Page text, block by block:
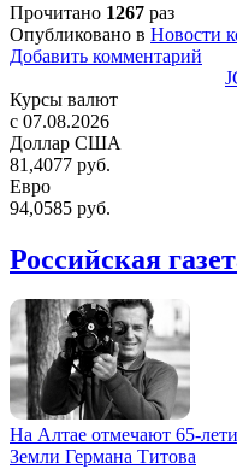
Прочитано 1267 раз
Опубликовано в Новости
Добавить комментарий
Курсы валют
c 07.08.2026
Доллар США
81,4077 руб.
Евро
94,0585 руб.
Российская
На Алтае отмечают 65-
Земли Германа Титова